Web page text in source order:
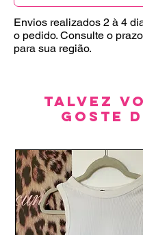
Envios realizados 2 à 4
o pedido. Consulte o
para sua região.
Talvez
goste